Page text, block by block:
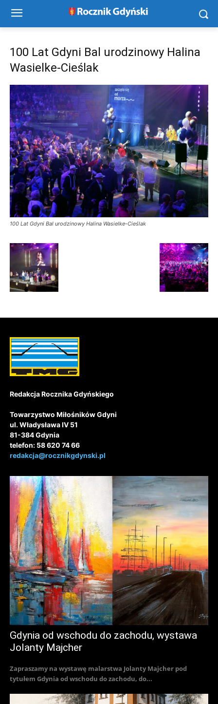
100 Lat Gdyni Bal urodzinowy Halina
Wasielke-Cieślak
100 Lat Gdyni Bal urodzinowy Halina Wasielke-Cieślak
Redakcja Rocznika Gdyńskiego
Towarzystwo Miłośników Gdyni
ul. Władysława IV 51
81-384 Gdynia
telefon: 58 620 74 66
redakcja@rocznikgdynski.pl
Gdynia od wschodu do zachodu, wystawa
Jolanty Majcher
Zapraszamy na wystawę malarstwa Jolanty Majcher pod
tytułem Gdynia od wschodu do zachodu, do...